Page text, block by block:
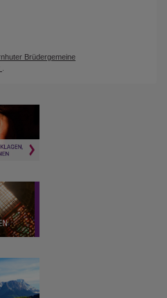
Brüdergemeine